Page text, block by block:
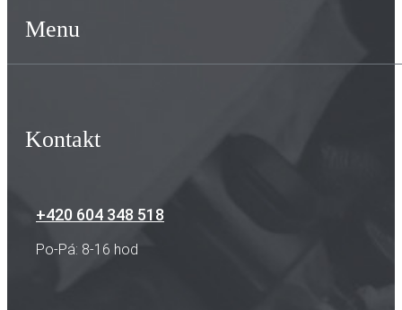
Menu
Kontakt
+420 604 348 518
Po-Pá: 8-16 hod